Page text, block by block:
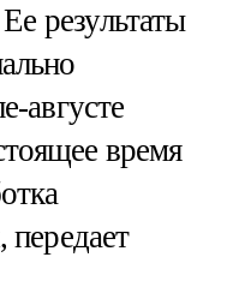
результаты
августе
время